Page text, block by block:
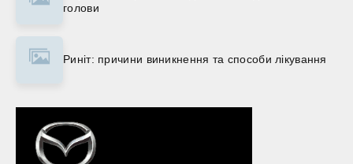
голови
Риніт: причини виникнення та способи лікування